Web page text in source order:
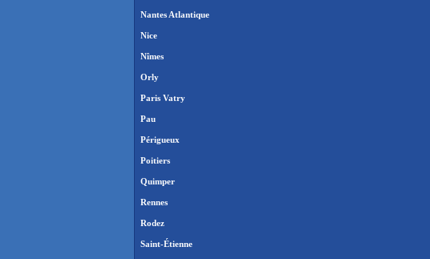
Nantes Atlantique
Nice
Nîmes
Orly
Paris Vatry
Pau
Périgueux
Poitiers
Quimper
Rennes
Rodez
Saint-Étienne